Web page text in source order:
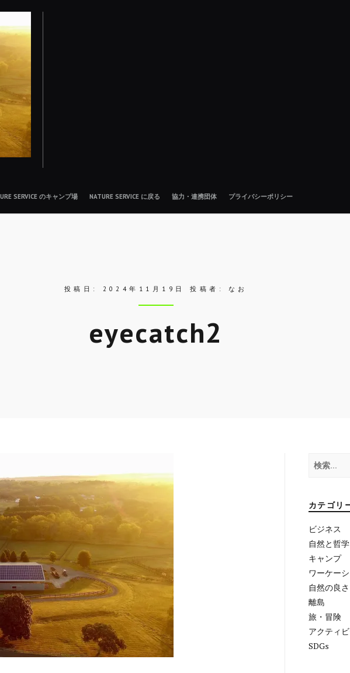
SERVICE のキャンプ場 NATURE SERVICE に戻る 協力・連携団体 プライバシーポリシー
投稿日: 2024年11月19日 投稿者: なお
eyecatch2
検
索:
カテゴリ
ビジネス
自然と哲学
キャンプ
ワーケー
自然の良さ
離島
旅・冒険
アクティ
SDGs